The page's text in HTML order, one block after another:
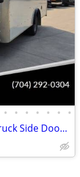
• • • • • • •
2022 Chevrolet Express 3500 17ft Box Truck Side Door Delivery Van